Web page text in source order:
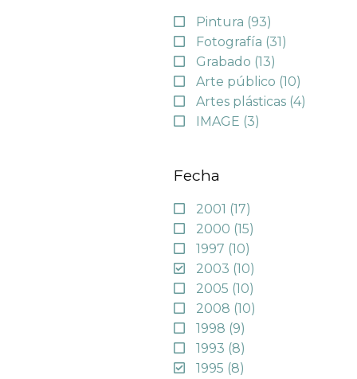
Pintura (93)
Fotografía (31)
Grabado (13)
Arte público (10)
Artes plásticas (4)
IMAGE (3)
Fecha
2001 (17)
2000 (15)
1997 (10)
2003 (10)
2005 (10)
2008 (10)
1998 (9)
1993 (8)
1995 (8)